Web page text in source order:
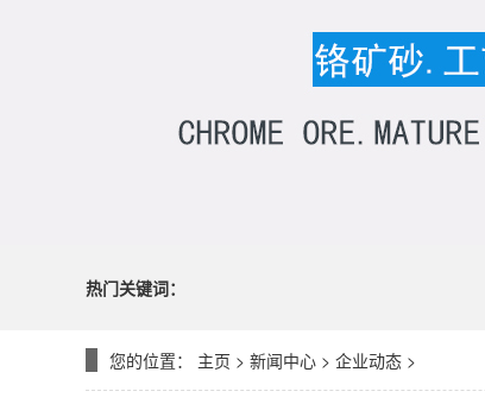
热门关键词：
您的位置： 主页 > 新闻中心 > 企业动态 >